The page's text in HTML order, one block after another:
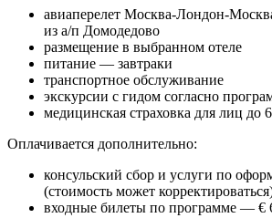
авиаперелет Москва-Лондон-
из а/п Домодедово
размещение в выбранном отеле
питание — завтраки
транспортное обслуживание
экскурсии с гидом согласно
медицинская страховка для лиц до
Оплачивается дополнительно:
консульский сбор и услуги по
(стоимость может
входные билеты по программе — €